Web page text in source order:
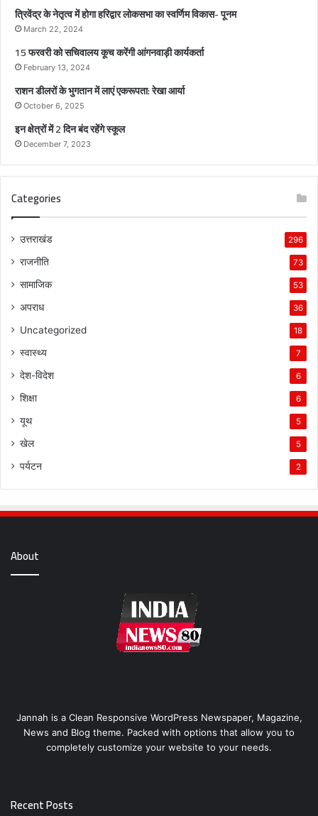
म
त्रिवेंद्र के नेतृत्व में होगा हरिद्वार लोकसभा का स्वर्णिम विकास- पूनम
March 22, 2024
15 फरवरी को सचिवालय कूच करेंगी आंगनवाड़ी कार्यकर्ता
February 13, 2024
राशन डीलरों के भुगतान में लाएं एकरूपता: रेखा आर्या
October 6, 2025
इन क्षेत्रों में 2 दिन बंद रहेंगे स्कूल
December 7, 2023
Categories
उत्तराखंड 296
राजनीति 73
सामाजिक 53
अपराध 36
Uncategorized 18
स्वास्थ्य 7
देश-विदेश 6
शिक्षा 6
यूथ 5
खेल 5
पर्यटन 2
About
Jannah is a Clean Responsive WordPress Newspaper, Magazine,
News and Blog theme. Packed with options that allow you to
completely customize your website to your needs.
Recent Posts